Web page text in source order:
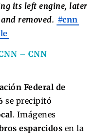
its left engine, later
removed. #cnn
– CNN
Federal de
se precipitó
. Imágenes
esparcidos en la